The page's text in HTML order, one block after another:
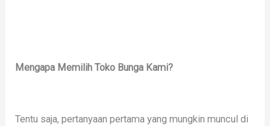
Mengapa Memilih Toko Bunga Kami?
Tentu saja, pertanyaan pertama yang mungkin muncul di